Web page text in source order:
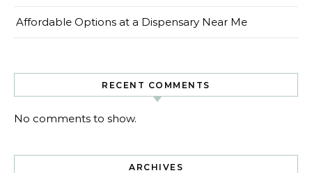
Affordable Options at a Dispensary Near Me
RECENT COMMENTS
No comments to show.
ARCHIVES